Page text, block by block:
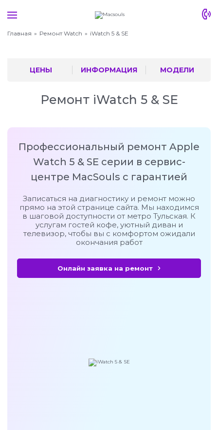
Главная Ремонт Watch iWatch 5 & SE
ЦЕНЫ ИНФОРМАЦИЯ МОДЕЛИ
Ремонт iWatch 5 & SE
Профессиональный ремонт Apple
Watch 5 & SE серии в сервис-
центре MacSouls с гарантией
Записаться на диагностику и ремонт можно
прямо на этой странице сайта. Мы находимся
в шаговой доступности от метро Тульская. К
услугам гостей кофе, уютный диван и
телевизор, чтобы вы с комфортом ожидали
окончания работ
Онлайн заявка на ремонт